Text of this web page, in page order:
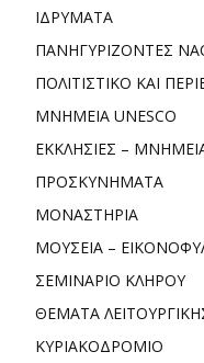
ΙΔΡΥΜΑΤΑ
ΠΑΝΗΓΥΡΙΖΟΝΤΕΣ
ΠΟΛΙΤΙΣΤΙΚΟ ΚΑΙ
ΜΝΗΜΕΙΑ UNESCO
ΕΚΚΛΗΣΙΕΣ –
ΠΡΟΣΚΥΝΗΜΑΤΑ
ΜΟΝΑΣΤΗΡΙΑ
ΜΟΥΣΕΙΑ –
ΣΕΜΙΝΑΡΙΟ ΚΛΗΡΟΥ
ΘΕΜΑΤΑ
ΚΥΡΙΑΚΟΔΡΟΜΙΟ